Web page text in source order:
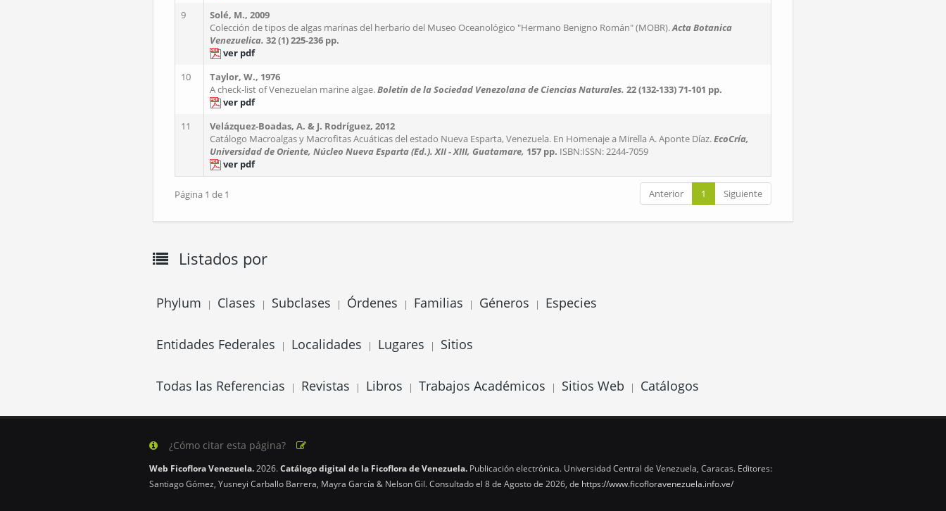
9
Solé, M., 2009
Colección de tipos de algas marinas del herbario del Museo Oceanológico "Hermano Benigno Román" (MOBR).Acta Botanica
Venezuelica. 32 (1)225-236 pp.
ver pdf
10
Taylor, W., 1976
A check-list of Venezuelan marine algae.Boletín de la Sociedad Venezolana de Ciencias Naturales. 22 (132-133)71-101 pp.
ver pdf
11
Velázquez-Boadas, A. & J. Rodríguez, 2012
Catálogo Macroalgas y Macrofitas Acuáticas del estado Nueva Esparta, Venezuela. En Homenaje a Mirella A. Aponte Díaz.EcoCría,
Universidad de Oriente, Núcleo Nueva Esparta (Ed.).XII - XIII, Guatamare, 157 pp. ISBN:ISSN: 2244-7059
ver pdf
Página 1 de 1 Anterior 1 Siguiente
Listados por
Phylum | Clases | Subclases | Órdenes | Familias | Géneros | Especies
Entidades Federales | Localidades | Lugares | Sitios
Todas las Referencias | Revistas | Libros | Trabajos Académicos | Sitios Web | Catálogos
¿Cómo citar esta página?
Web Ficoflora Venezuela.2026.Catálogo digital de la Ficoflora de Venezuela. Publicación electrónica. Universidad Central de Venezuela, Caracas. Editores:
Santiago Gómez, Yusneyi Carballo Barrera, Mayra García & Nelson Gil. Consultado el 8 de Agosto de 2026, de https://www.ficofloravenezuela.info.ve/